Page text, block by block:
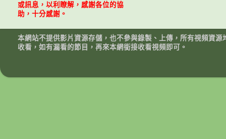
或訊息，以利瞭解，感謝各位的協
助，十分感謝。
本網站不提供影片資源存儲，也不參與錄製、上傳，所有視頻資
收看，如有漏看的節目，再來本網銜接收看視頻即可。